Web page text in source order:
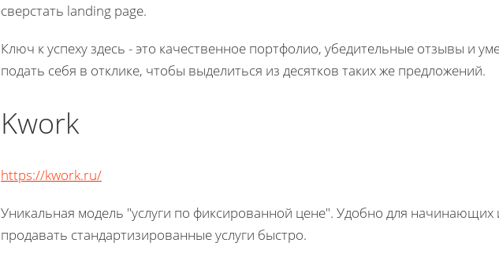
сверстать landing page.
Ключ к успеху здесь - это качественное портфолио, убедительные отзывы и
подать себя в отклике, чтобы выделиться из десятков таких же предложений.
Kwork
https://kwork.ru/
Уникальная модель "услуги по фиксированной цене". Удобно для начинающих
продавать стандартизированные услуги быстро.